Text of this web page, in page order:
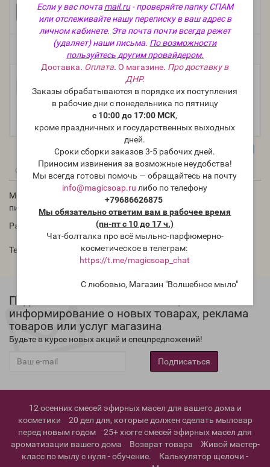
Если у вас почта mail.ru- проверяйте папку СПАМ
или отслеживайте нашу переписку в ваш адрес в
личном кабинете. Эта почта почти всегда режет
(удаляет) наши письма. По возможности
пользуйтесь другим провайдером.
Доставка. Оплата.О магазине. Про доставку в
ДНР.
Заказы обрабатываются в порядке их поступления
в рабочие дни с понедельника по пятницу
с 10:00 до 17:00 МСК,
кроме праздничных и государственных выходных
дней.
Сроки сборки заказов 3-5 рабочих дней.
Приносим извинения за возможные неудобства!
Мы всегда готовы помочь — обращайтесь на почту
info@magicsoap.ru либо по телефону
+79686626875
Мы обязательно ответим вам в рабочее время
(пн-пт с 10 до 17 ч.)
Чат-болталка про всё мыльно-парфюмерно-
косметическое в телеграм:
https://t.me/magicsoap_chat
С любовью, Магазин "Волшебное мыло"
100 г +2 336 руб. 25 г +676 руб. 10 г +301 руб.
Есть в наличии
+ В корзину
Описание 0 Вопрос - Ответ 0
Мерцающий золотой (NS shimmer gold Mica) - мика,
пигментный перламутр, США
Размер 20-200 мкм
Теги: Nurture Soap,мика США
Подписка на новости магазина,
информирование о новых товарах, реклама
товаров или услуг магазина
Будьте в курсе новых акций и спецпредложений!
Подписаться
12 осенних смесей эфирных масел для вашего дома и
косметики
20 дел для, которые должен сделать мыловар
перед новым годом
25+ хюгге смесей эфирных масел для
ароматизации вашего дома
Возврат товара
Живой мастер-
класс по мылу с нуля - обучение.
Калькулятор щелочи -